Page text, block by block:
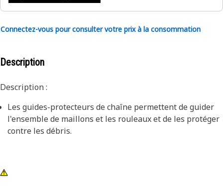
Connectez-vous pour consulter votre prix à la consommation
Description
Description :
Les guides-protecteurs de chaîne permettent de guider
l'ensemble de maillons et les rouleaux et de les protéger
contre les débris.